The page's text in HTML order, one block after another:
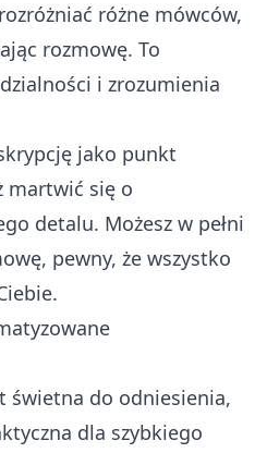
różne mówców,
rozmowę. To
i zrozumienia
jako punkt
martwić się o
detalu. Możesz w pełni
pewny, że wszystko
świetna do odniesienia,
dla szybkiego